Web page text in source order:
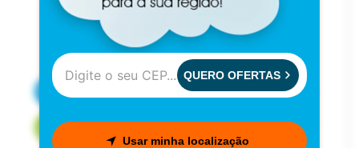
CENTRAL DE ATENDIMENTO
QUERO OFERTAS
Usar minha localização